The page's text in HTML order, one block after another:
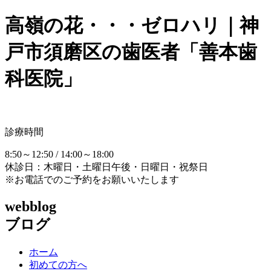
高嶺の花・・・ゼロハリ｜神
戸市須磨区の歯医者「善本歯
科医院」
診療時間
8:50～12:50 / 14:00～18:00
休診日：木曜日・土曜日午後・日曜日・祝祭日
※お電話でのご予約をお願いいたします
webblog
ブログ
ホーム
初めての方へ